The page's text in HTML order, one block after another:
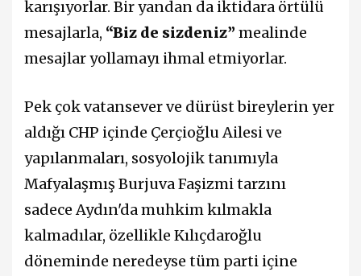
karışıyorlar. Bir yandan da iktidara örtülü
mesajlarla, “Biz de sizdeniz” mealinde
mesajlar yollamayı ihmal etmiyorlar.
Pek çok vatansever ve dürüst bireylerin yer
aldığı CHP içinde Çerçioğlu Ailesi ve
yapılanmaları, sosyolojik tanımıyla
Mafyalaşmış Burjuva Faşizmi tarzını
sadece Aydın'da muhkim kılmakla
kalmadılar, özellikle Kılıçdaroğlu
döneminde neredeyse tüm parti içine